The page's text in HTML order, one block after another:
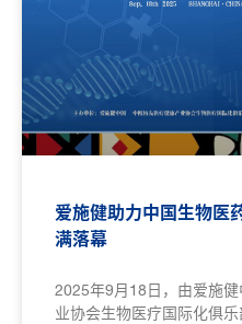
爱施健助力中国生物医
满落幕
2025年9月18日，由爱施
业协会生物医疗国际化俱